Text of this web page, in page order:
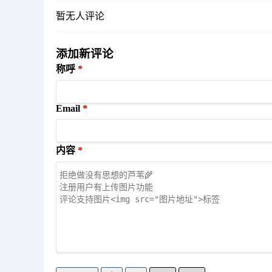
暂无人评论
添加新评论
称呼
Email
内容